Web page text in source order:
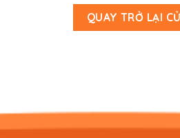
QUAY TRỞ LẠI